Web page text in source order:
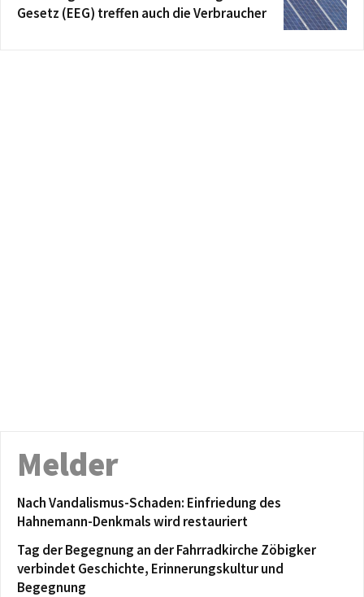
Gesetz (EEG) treffen auch die Verbraucher
Melder
Nach Vandalismus-Schaden: Einfriedung des
Hahnemann-Denkmals wird restauriert
Tag der Begegnung an der Fahrradkirche Zöbigker
verbindet Geschichte, Erinnerungskultur und
Begegnung